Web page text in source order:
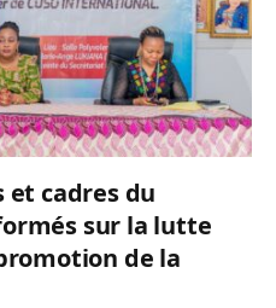
et cadres du
sur la lutte
de la